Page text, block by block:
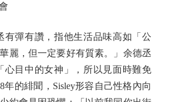
彈有讚，指他生活品味高如「公
麗，但一定要好有質素。」余德丞
心目中的女神」，所以見面時難免
年的緋聞，Sisley形容自己性格內向